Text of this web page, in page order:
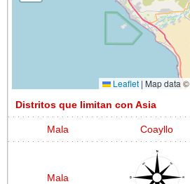
Leaflet | Map data ©
Distritos que limitan con Asia
Mala Coayllo
Mala